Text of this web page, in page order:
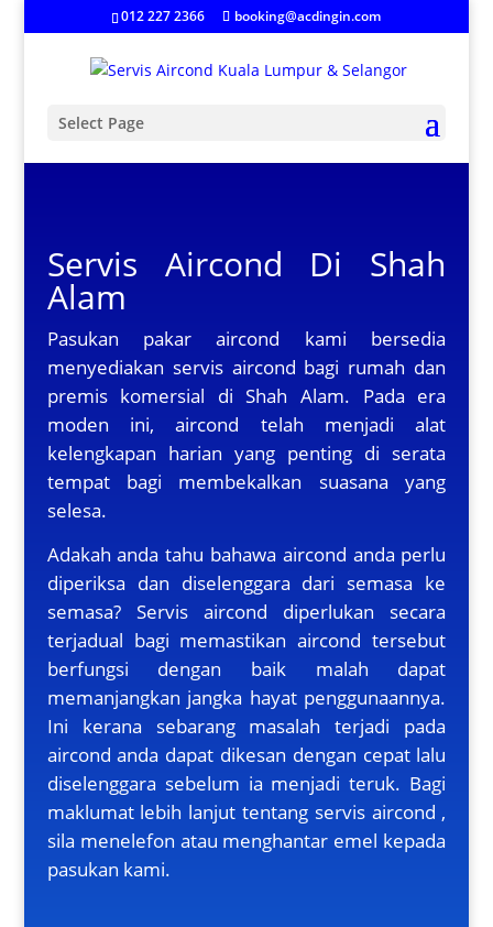
012 227 2366 booking@acdingin.com
Select Page
Servis Aircond Di Shah
Alam
Pasukan pakar aircond kami bersedia
menyediakan servis aircond bagi rumah dan
premis komersial di Shah Alam. Pada era
moden ini, aircond telah menjadi alat
kelengkapan harian yang penting di serata
tempat bagi membekalkan suasana yang
selesa.
Adakah anda tahu bahawa aircond anda perlu
diperiksa dan diselenggara dari semasa ke
semasa? Servis aircond diperlukan secara
terjadual bagi memastikan aircond tersebut
berfungsi dengan baik malah dapat
memanjangkan jangka hayat penggunaannya.
Ini kerana sebarang masalah terjadi pada
aircond anda dapat dikesan dengan cepat lalu
diselenggara sebelum ia menjadi teruk. Bagi
maklumat lebih lanjut tentang servis aircond ,
sila menelefon atau menghantar emel kepada
pasukan kami.